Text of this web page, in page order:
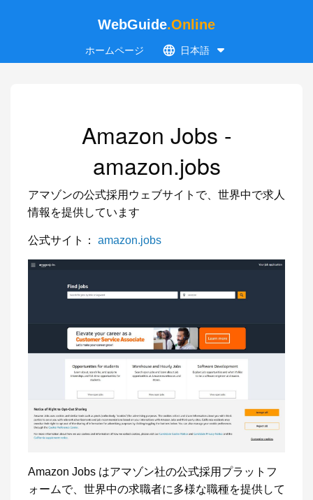
WebGuide.Online
ホームページ 日本語
Amazon Jobs -
amazon.jobs
アマゾンの公式採用ウェブサイトで、世界中で求人
情報を提供しています
公式サイト： amazon.jobs
Amazon Jobs はアマゾン社の公式採用プラットフ
ォームで、世界中の求職者に多様な職種を提供して